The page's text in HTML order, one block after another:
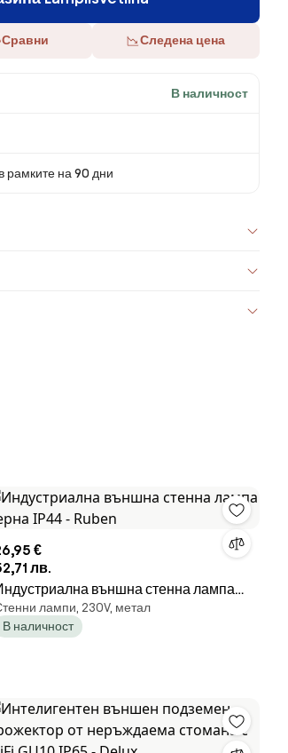
Сравни Следена цена
В наличност
рамките на 90 дни
€
лв.
външна стенна лампа
IP44 - Ruben
лампи, 230V, метал
В наличност